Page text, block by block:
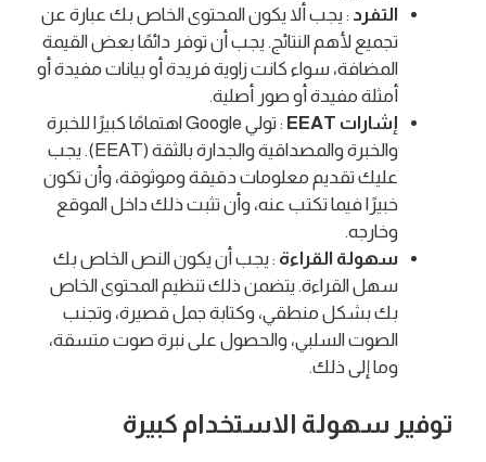
التفرد : يجب ألا يكون المحتوى الخاص بك عبارة عن
تجميع لأهم النتائج. يجب أن توفر دائمًا بعض القيمة
المضافة، سواء كانت زاوية فريدة أو بيانات مفيدة أو
أمثلة مفيدة أو صور أصلية.
إشارات EEAT
: تولي Google اهتمامًا كبيرًا للخبرة
والخبرة والمصداقية والجدارة بالثقة (EEAT). يجب
عليك تقديم معلومات دقيقة وموثوقة، وأن تكون
خبيرًا فيما تكتب عنه، وأن تثبت ذلك داخل الموقع
وخارجه.
سهولة القراءة : يجب أن يكون النص الخاص بك
سهل القراءة. يتضمن ذلك تنظيم المحتوى الخاص
بك بشكل منطقي، وكتابة جمل قصيرة، وتجنب
الصوت السلبي، والحصول على نبرة صوت متسقة،
وما إلى ذلك.
توفير سهولة الاستخدام كبيرة